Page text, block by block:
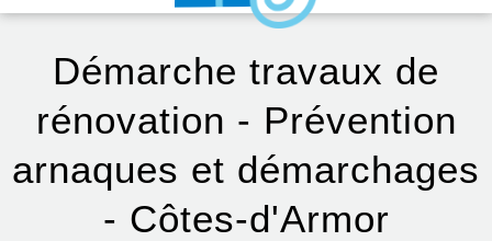
Démarche travaux de
rénovation - Prévention
arnaques et démarchages
- Côtes-d'Armor